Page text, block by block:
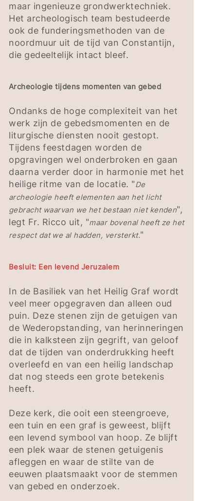
maar ingenieuze grondwerktechniek.
Het archeologisch team bestudeerde
ook de funderingsmethoden van de
noordmuur uit de tijd van Constantijn,
die gedeeltelijk intact bleef.
Archeologie tijdens momenten van gebed
Ondanks de hoge complexiteit van het
werk zijn de gebedsmomenten en de
liturgische diensten nooit gestopt.
Tijdens feestdagen worden de
opgravingen wel onderbroken en gaan
daarna verder door in harmonie met het
heilige ritme van de locatie. "De
archeologie heeft elementen aan het licht
gebracht waarvan we het bestaan niet kenden",
legt Fr. Ricco uit, "maar bovenal heeft ze het
respect dat we al hadden, versterkt."
Besluit: Een levend Jeruzalem
In de Basiliek van het Heilig Graf wordt
veel meer opgegraven dan alleen oud
puin. Deze stenen zijn de getuigen van
de Wederopstanding, van herinneringen
die in kalksteen zijn gegrift, van geloof
dat de tijden van onderdrukking heeft
overleefd en van een heilig landschap
dat nog steeds een grote betekenis
heeft.
Deze kerk, die ooit een steengroeve,
een tuin en een graf is geweest, blijft
een levend symbool van hoop. Ze blijft
een plek waar de stenen getuigenis
afleggen en waar de stilte van de
eeuwen plaatsmaakt voor de stemmen
van gebed en onderzoek.